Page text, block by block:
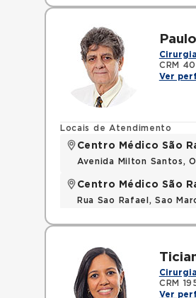
CRM
Ver
Locais de Atendimento
Centro Médico São
Avenida Milton Santos,
Centro Médico São
Rua Sao Rafael, Sao
CRM
Ver